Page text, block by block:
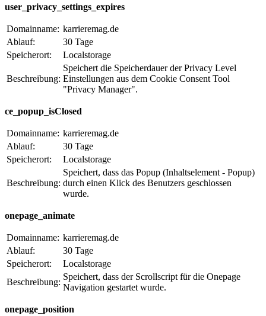
user_privacy_settings_expires
Domainname: karrieremag.de
Ablauf:
30 Tage
Speicherort:
Localstorage
Beschreibung:
Speichert die Speicherdauer der Privacy Level
Einstellungen aus dem Cookie Consent Tool
"Privacy Manager".
ce_popup_isClosed
Domainname: karrieremag.de
Ablauf:
30 Tage
Speicherort:
Localstorage
Beschreibung:
Speichert, dass das Popup (Inhaltselement - Popup)
durch einen Klick des Benutzers geschlossen
wurde.
onepage_animate
Domainname: karrieremag.de
Ablauf:
30 Tage
Speicherort:
Localstorage
Beschreibung:
Speichert, dass der Scrollscript für die Onepage
Navigation gestartet wurde.
onepage_position